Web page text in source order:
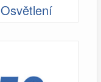
Osvětlení